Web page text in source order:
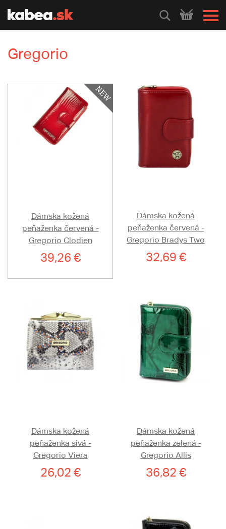
HLEDEJ
Gregorio
Dámska kožená
peňaženka červená -
Gregorio Clodien
39,26 €
Dámska kožená
peňaženka červená -
Gregorio Bradys Two
32,69 €
Dámska kožená
peňaženka sivá -
Gregorio Viera
26,02 €
Dámska kožená
peňaženka zelená -
Gregorio Allis
36,82 €